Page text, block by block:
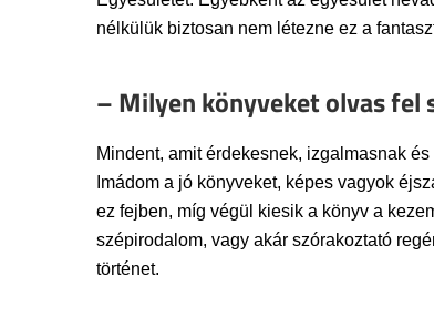
nélkülük biztosan nem létezne ez a
– Milyen könyveket olvas fel
Mindent, amit érdekesnek, izgalmasnak
Imádom a jó könyveket, képes vagyok
ez fejben, míg végül kiesik a könyv a
szépirodalom, vagy akár szórakoztató
történet.